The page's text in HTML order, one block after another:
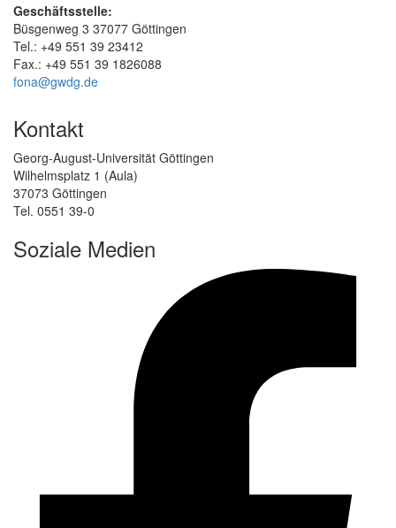
Geschäftsstelle:
Büsgenweg 3 37077 Göttingen
Tel.: +49 551 39 23412
Fax.: +49 551 39 1826088
fona@gwdg.de
Kontakt
Georg-August-Universität Göttingen
Wilhelmsplatz 1 (Aula)
37073 Göttingen
Tel. 0551 39-0
Soziale Medien